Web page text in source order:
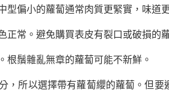
型偏小的蘿蔔通常肉質更緊實，味道
正常。避免購買表皮有裂口或破損的
根鬚雜亂無章的蘿蔔可能不新鮮。
，所以選擇帶有蘿蔔纓的蘿蔔。但